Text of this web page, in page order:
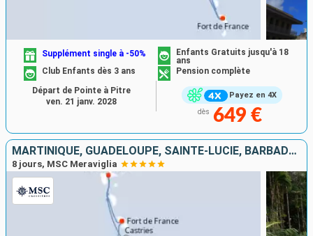
Payez en 4X
Supplément single à -50%
Enfants Gratuits jusqu'à 18
ans
Club Enfants dès 3 ans
Pension complète
dès 649 €
Départ de Pointe à Pitre
ven. 21 janv. 2028
MARTINIQUE, GUADELOUPE, SAINTE-LUCIE, BARBADE, SAINT VINCENT-ET-LES-GRENADINES, GRENADE
8 jours, MSC Meraviglia